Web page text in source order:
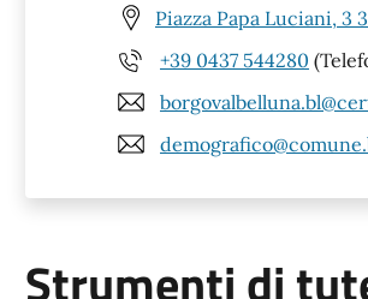
Piazza Papa Luciani, 3
+39 0437 544280
Strumenti di